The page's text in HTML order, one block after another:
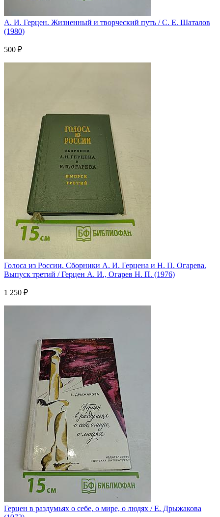
А. И. Герцен. Жизненный и творческий путь / С. Е. Шаталов
(1980)
500 ₽
Голоса из России. Сборники А. И. Герцена и Н. П. Огарева.
Выпуск третий / Герцен А. И., Огарев Н. П. (1976)
1 250 ₽
Герцен в раздумьях о себе, о мире, о людях / Е. Дрыжакова